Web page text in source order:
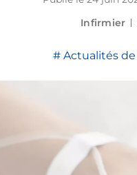
Infirmier
Actualités de